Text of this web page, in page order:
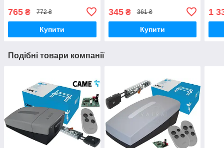
765 ₴ 772 ₴
Купити
345₴ 361 ₴
Купити
1
Подібні товари компанії